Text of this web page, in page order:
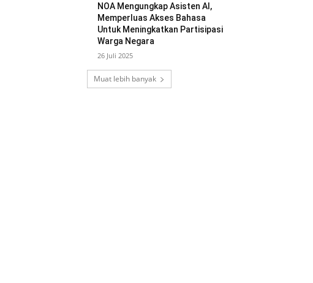
NOA Mengungkap Asisten AI,
Memperluas Akses Bahasa
Untuk Meningkatkan Partisipasi
Warga Negara
26 Juli 2025
Muat lebih banyak